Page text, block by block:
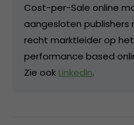
Cost-per-Sale online
aangesloten publishers
recht marktleider op
performance based
Zie ook LinkedIn.